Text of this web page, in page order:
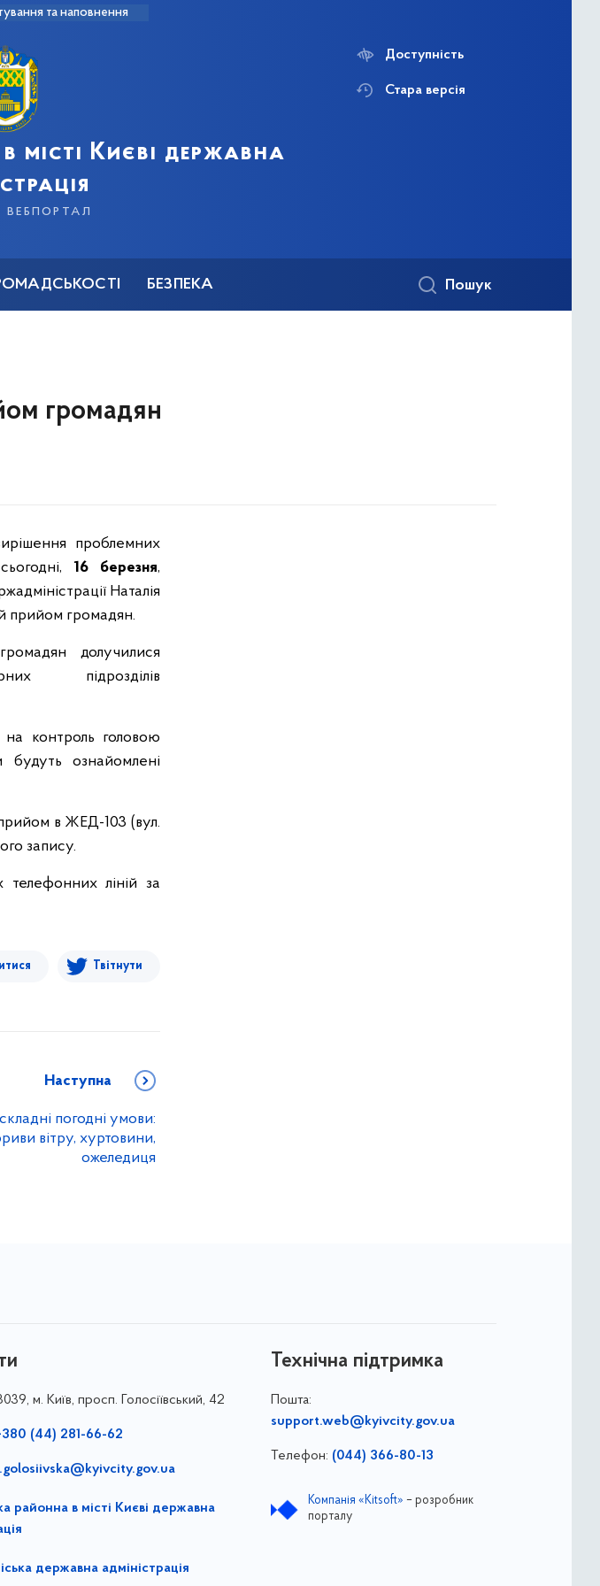
та наповнення
місті Києві державна
вебпортал
Доступність
Стара версія
БЕЗПЕКА Пошук
громадян
проблемних
16 березня,
Наталія
прийом громадян.
долучилися
підрозділів
на контроль головою
будуть ознайомлені
прийом в ЖЕД-103 (вул.
запису.
ліній за
Твітнути
Наступна
погодні умови:
вітру, хуртовини,
ожеледиця
м. Київ, просп. Голосіївський, 42
(44) 281-66-62
районна в місті Києві державна
державна адміністрація
Технічна підтримка
Пошта:
support.web@kyivcity.gov.ua
Телефон: (044) 366-80-13
Компанія «Kitsoft» – розробник
порталу